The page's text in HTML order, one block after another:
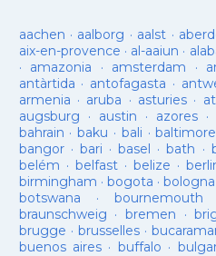
aachen · aalborg · aalst ·
aix-en-provence · al-aaiun ·
· amazonia · amsterdam ·
antàrtida · antofagasta ·
armenia · aruba · asturies·
augsburg · austin · azores
bahrain ·baku · bali ·baltimore
bangor· bari ·basel ·bath ·
belém · belfast· belize ·
birmingham · bogota · bologna
botswana · bournemouth
braunschweig · bremen ·
brugge · brusselles·
buenos aires· buffalo ·